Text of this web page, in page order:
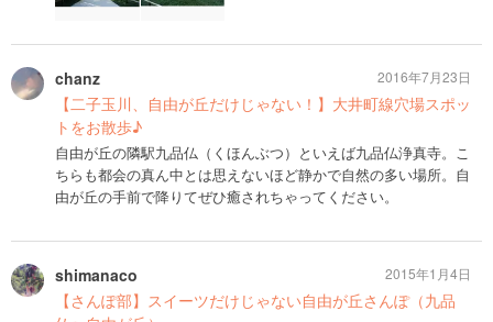
chanz
【二子玉川、自由が丘だけじゃない！】大井町線穴場スポッ
トをお散歩♪
自由が丘の隣駅九品仏（くほんぶつ）といえば九品仏浄真寺。こ
ちらも都会の真ん中とは思えないほど静かで自然の多い場所。自
由が丘の手前で降りてぜひ癒されちゃってください。
2016年7月23日
shimanaco
【さんぽ部】スイーツだけじゃない自由が丘さんぽ（九品
2015年1月4日